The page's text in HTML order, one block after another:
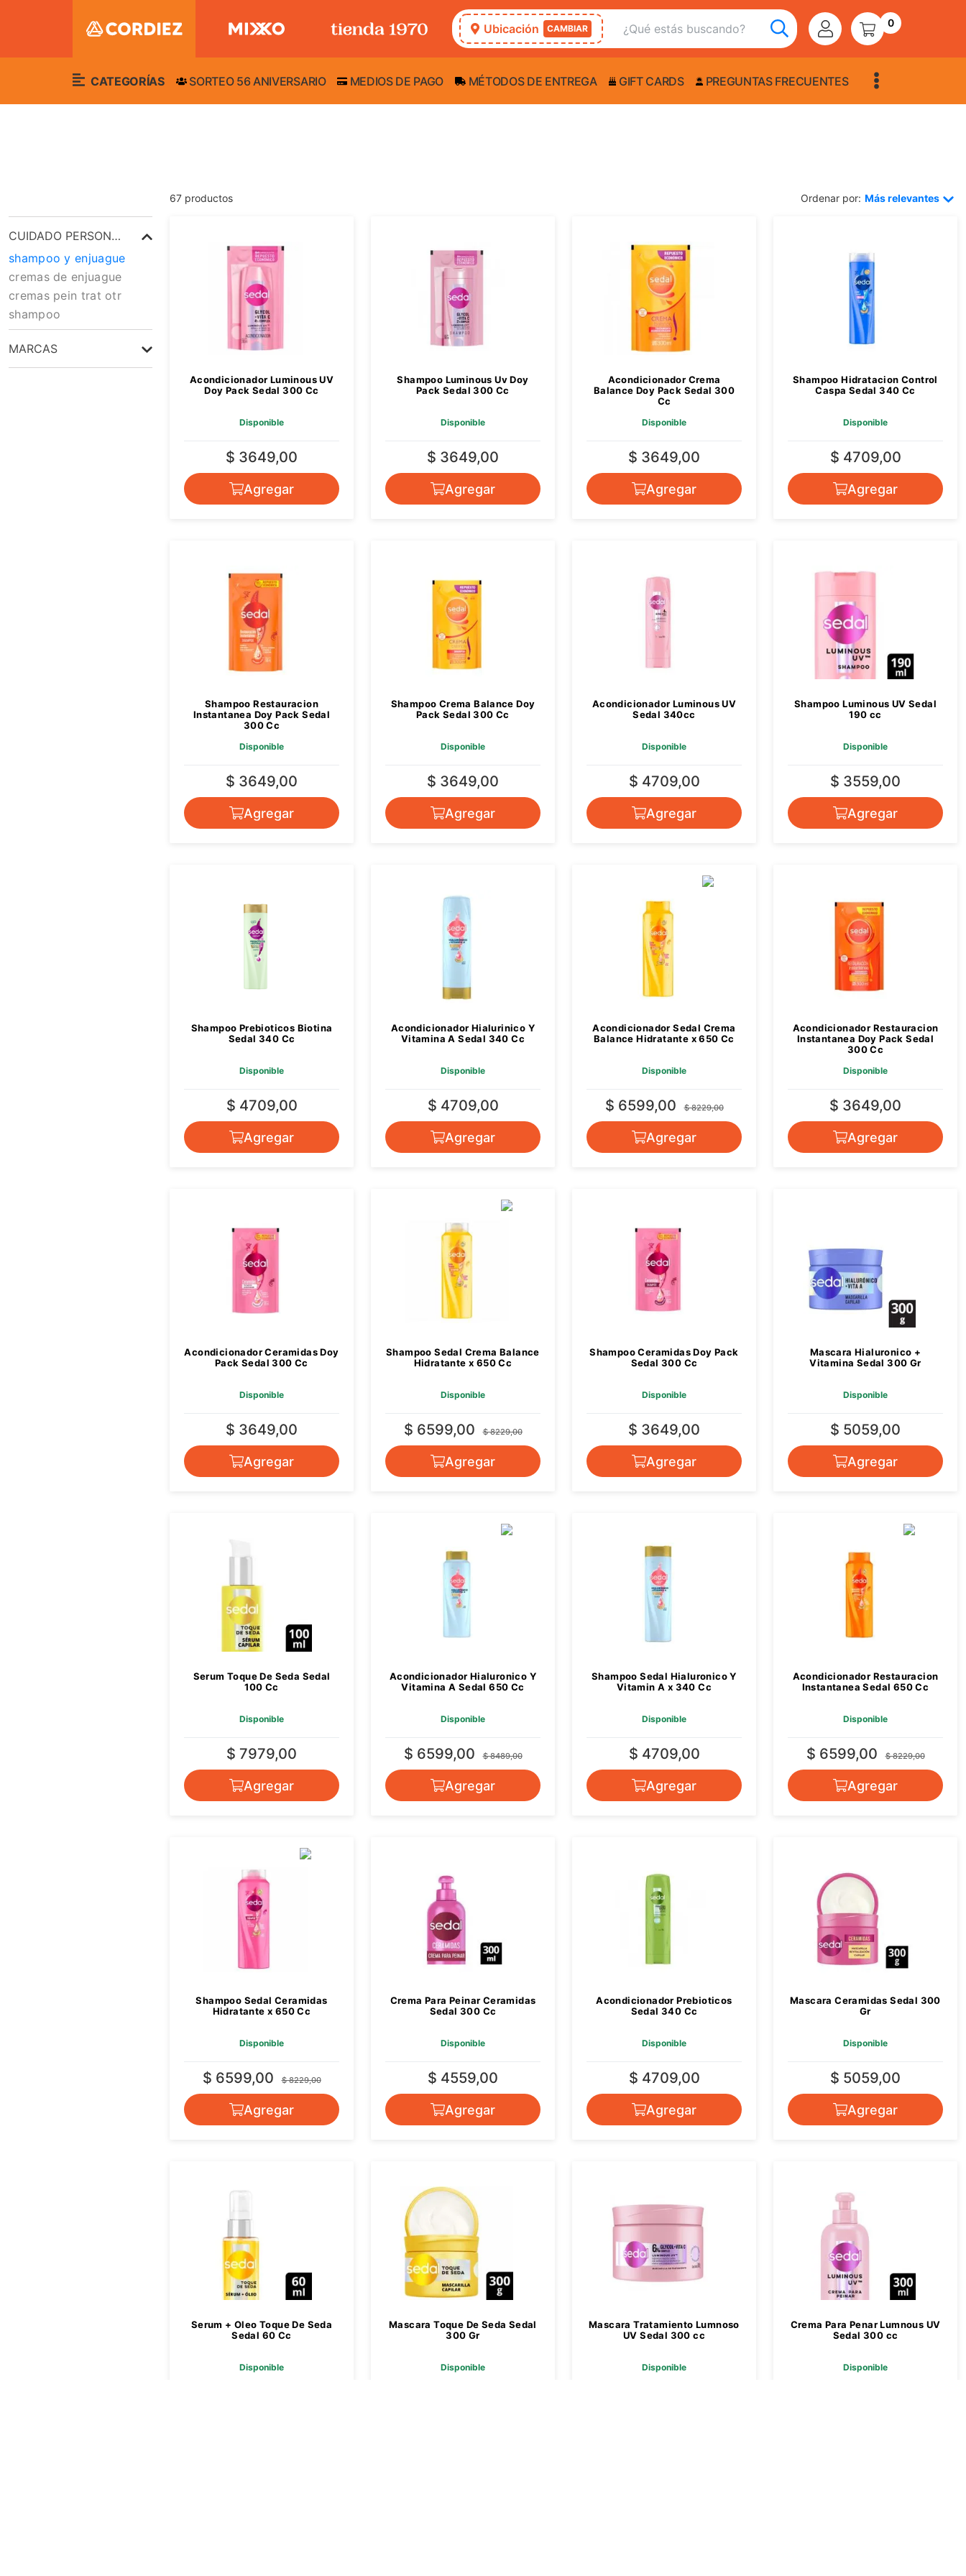
Ubicación CAMBIAR 0
CATEGORÍAS SORTEO 56 ANIVERSARIO MEDIOS DE PAGO MÉTODOS DE ENTREGA GIFT CARDS PREGUNTAS FRECUENTES
67 productos Ordenar por: Más relevantes
CUIDADO PERSONAL
shampoo y enjuague
cremas de enjuague
cremas pein trat otr
shampoo
MARCAS
SEDAL
Acondicionador Luminous UV
Doy Pack Sedal 300 Cc
Disponible
$ 3649,00
Agregar
Shampoo Luminous Uv Doy
Pack Sedal 300 Cc
Disponible
$ 3649,00
Agregar
Acondicionador Crema
Balance Doy Pack Sedal 300
Cc
Disponible
$ 3649,00
Agregar
Shampoo Hidratacion Control
Caspa Sedal 340 Cc
Disponible
$ 4709,00
Agregar
Shampoo Restauracion
Instantanea Doy Pack Sedal
300 Cc
Disponible
$ 3649,00
Agregar
Shampoo Crema Balance Doy
Pack Sedal 300 Cc
Disponible
$ 3649,00
Agregar
Acondicionador Luminous UV
Sedal 340cc
Disponible
$ 4709,00
Agregar
Shampoo Luminous UV Sedal
190 cc
Disponible
$ 3559,00
Agregar
Shampoo Prebioticos Biotina
Sedal 340 Cc
Disponible
$ 4709,00
Agregar
Acondicionador Hialurinico Y
Vitamina A Sedal 340 Cc
Disponible
$ 4709,00
Agregar
Acondicionador Sedal Crema
Balance Hidratante x 650 Cc
Disponible
$ 6599,00 $ 8229,00
Agregar
Acondicionador Restauracion
Instantanea Doy Pack Sedal
300 Cc
Disponible
$ 3649,00
Agregar
Acondicionador Ceramidas Doy
Pack Sedal 300 Cc
Disponible
$ 3649,00
Agregar
Shampoo Sedal Crema Balance
Hidratante x 650 Cc
Disponible
$ 6599,00 $ 8229,00
Agregar
Shampoo Ceramidas Doy Pack
Sedal 300 Cc
Disponible
$ 3649,00
Agregar
Mascara Hialuronico +
Vitamina Sedal 300 Gr
Disponible
$ 5059,00
Agregar
Serum Toque De Seda Sedal
100 Cc
Disponible
$ 7979,00
Agregar
Acondicionador Hialuronico Y
Vitamina A Sedal 650 Cc
Disponible
$ 6599,00 $ 8489,00
Agregar
Shampoo Sedal Hialuronico Y
Vitamin A x 340 Cc
Disponible
$ 4709,00
Agregar
Acondicionador Restauracion
Instantanea Sedal 650 Cc
Disponible
$ 6599,00 $ 8229,00
Agregar
Shampoo Sedal Ceramidas
Hidratante x 650 Cc
Disponible
$ 6599,00 $ 8229,00
Agregar
Crema Para Peinar Ceramidas
Sedal 300 Cc
Disponible
$ 4559,00
Agregar
Acondicionador Prebioticos
Sedal 340 Cc
Disponible
$ 4709,00
Agregar
Mascara Ceramidas Sedal 300
Gr
Disponible
$ 5059,00
Agregar
Serum + Oleo Toque De Seda
Sedal 60 Cc
Disponible
Mascara Toque De Seda Sedal
300 Gr
Disponible
Mascara Tratamiento Lumnoso
UV Sedal 300 cc
Disponible
Crema Para Penar Lumnous UV
Sedal 300 cc
Disponible